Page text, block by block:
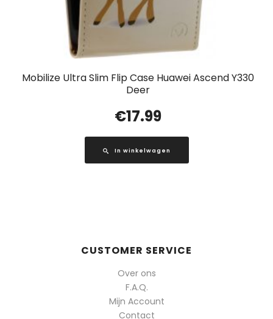
Mobilize Ultra Slim Flip Case Huawei Ascend Y330
Deer
€17.99
In winkelwagen
CUSTOMER SERVICE
Over ons
F.A.Q.
Mijn Account
Contact